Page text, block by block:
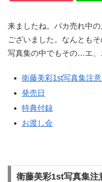
来ましたね。バカ売れ中
ございました。なんとも
写真集の中でもその…エ、
衛藤美彩1st写真集注意
発売日
特典付録
お渡し会
衛藤美彩1st写真集注